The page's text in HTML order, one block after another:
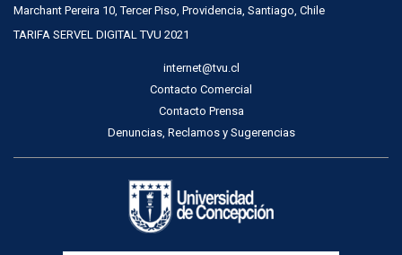
Marchant Pereira 10, Tercer Piso, Providencia, Santiago, Chile
TARIFA SERVEL DIGITAL TVU 2021
internet@tvu.cl
Contacto Comercial
Contacto Prensa
Denuncias, Reclamos y Sugerencias